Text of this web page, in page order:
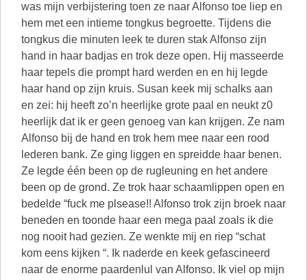
was mijn verbijstering toen ze naar Alfonso toe liep en
hem met een intieme tongkus begroette. Tijdens die
tongkus die minuten leek te duren stak Alfonso zijn
hand in haar badjas en trok deze open. Hij masseerde
haar tepels die prompt hard werden en en hij legde
haar hand op zijn kruis. Susan keek mij schalks aan
en zei: hij heeft zo’n heerlijke grote paal en neukt z0
heerlijk dat ik er geen genoeg van kan krijgen. Ze nam
Alfonso bij de hand en trok hem mee naar een rood
lederen bank. Ze ging liggen en spreidde haar benen.
Ze legde één been op de rugleuning en het andere
been op de grond. Ze trok haar schaamlippen open en
bedelde “fuck me plsease!! Alfonso trok zijn broek naar
beneden en toonde haar een mega paal zoals ik die
nog nooit had gezien. Ze wenkte mij en riep “schat
kom eens kijken “. Ik naderde en keek gefascineerd
naar de enorme paardenlul van Alfonso. Ik viel op mijn